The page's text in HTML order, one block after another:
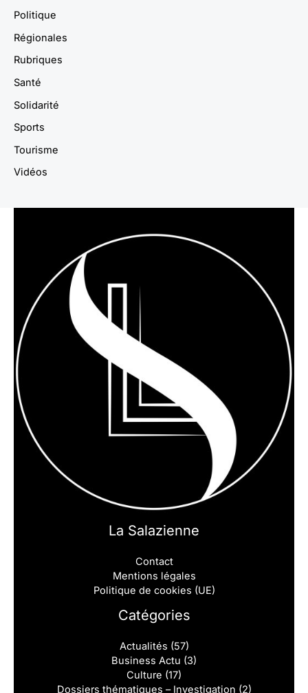
Politique
Régionales
Rubriques
Santé
Solidarité
Sports
Tourisme
Vidéos
La Salazienne
Contact
Mentions légales
Politique de cookies (UE)
Catégories
Actualités (57)
Business Actu (3)
Culture (17)
Dossiers thématiques – Investigation (2)